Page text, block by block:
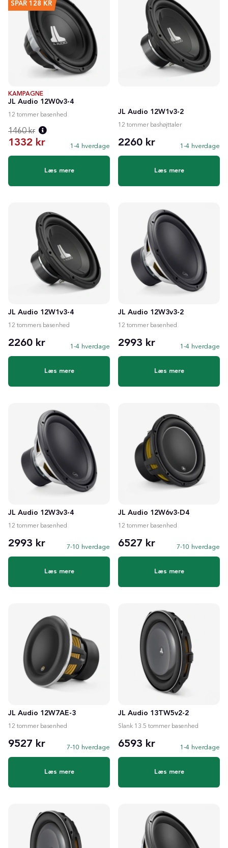
SPAR 128 KR
KAMPAGNE
JL Audio 12W0v3-4
12 tommer basenhed
1332 kr
Normalpris:
1460 kr
1-4 hverdage
Læs mere
JL Audio 12W1v3-2
12 tommer bashøjttaler
2260 kr 1-4 hverdage
Læs mere
JL Audio 12W1v3-4
12 tommers basenhed
2260 kr 1-4 hverdage
Læs mere
JL Audio 12W3v3-2
12 tommer basenhed
2993 kr 1-4 hverdage
Læs mere
JL Audio 12W3v3-4
12 tommer basenhed
2993 kr 7-10 hverdage
Læs mere
JL Audio 12W6v3-D4
12 tommer basenhed
6527 kr 7-10 hverdage
Læs mere
JL Audio 12W7AE-3
12 tommer basenhed
9527 kr 7-10 hverdage
Læs mere
JL Audio 13TW5v2-2
Slank 13.5 tommer basenhed
6593 kr 1-4 hverdage
Læs mere